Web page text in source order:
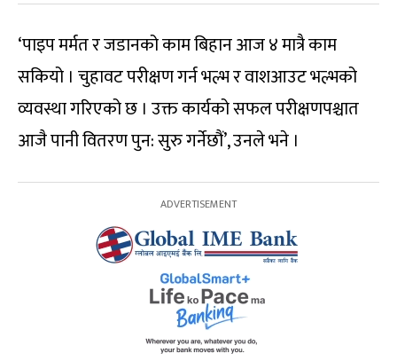
‘पाइप मर्मत र जडानको काम बिहान आज ४ मात्रै काम
सकियो । चुहावट परीक्षण गर्न भल्भ र वाशआउट भल्भको
व्यवस्था गरिएको छ । उक्त कार्यको सफल परीक्षणपश्चात
आजै पानी वितरण पुन: सुरु गर्नेछौं’, उनले भने ।